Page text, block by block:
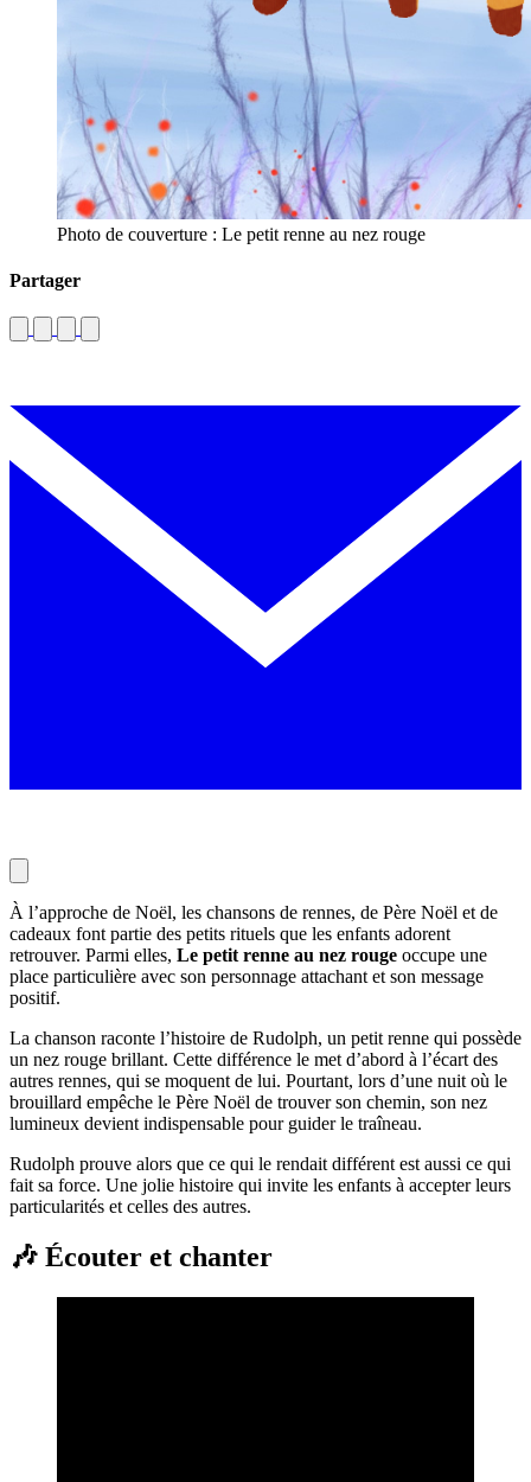
Photo de couverture : Le petit renne au nez rouge
Partager
À l’approche de Noël, les chansons de rennes, de Père Noël et de
cadeaux font partie des petits rituels que les enfants adorent
retrouver. Parmi elles, Le petit renne au nez rouge occupe une
place particulière avec son personnage attachant et son message
positif.
La chanson raconte l’histoire de Rudolph, un petit renne qui possède
un nez rouge brillant. Cette différence le met d’abord à l’écart des
autres rennes, qui se moquent de lui. Pourtant, lors d’une nuit où le
brouillard empêche le Père Noël de trouver son chemin, son nez
lumineux devient indispensable pour guider le traîneau.
Rudolph prouve alors que ce qui le rendait différent est aussi ce qui
fait sa force. Une jolie histoire qui invite les enfants à accepter leurs
particularités et celles des autres.
🎶 Écouter et chanter